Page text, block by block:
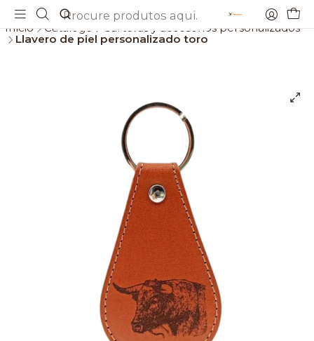
Início Catálogo
Carteras y accesorios personalizados
Llavero de piel personalizado toro